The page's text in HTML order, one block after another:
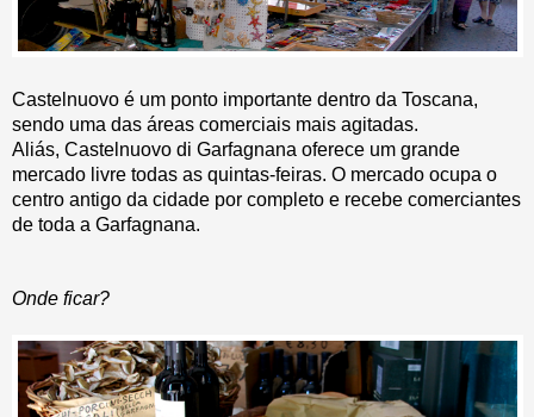
Castelnuovo é um ponto importante dentro da Toscana,
sendo uma das áreas comerciais mais agitadas.
Aliás, Castelnuovo di Garfagnana oferece um grande
mercado livre todas as quintas-feiras. O mercado ocupa o
centro antigo da cidade por completo e recebe comerciantes
de toda a Garfagnana.
Onde ficar?